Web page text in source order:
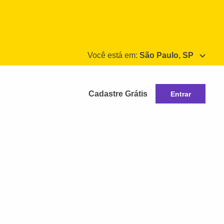
Você está em: São Paulo, SP
Cadastre Grátis Entrar